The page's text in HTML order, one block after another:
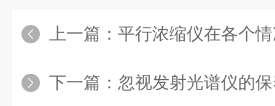
上一篇： 平行浓缩仪在各个
下一篇： 忽视发射光谱仪的